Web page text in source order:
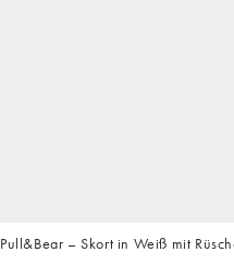
Pull&Bear – Skort in Weiß mit